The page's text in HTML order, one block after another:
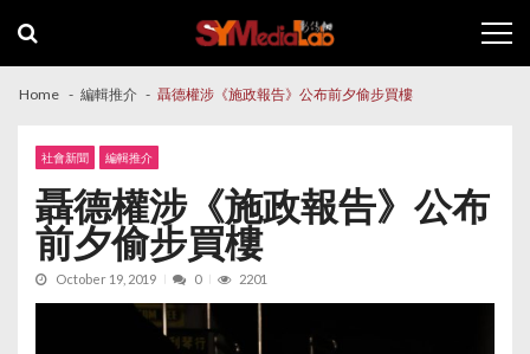
navigation
content
Home 編輯推介 聶德權涉《施政報告》公布前夕偷步買樓
社會新聞 編輯推介
聶德權涉《施政報告》公布
前夕偷步買樓
October 19, 2019 0 2201